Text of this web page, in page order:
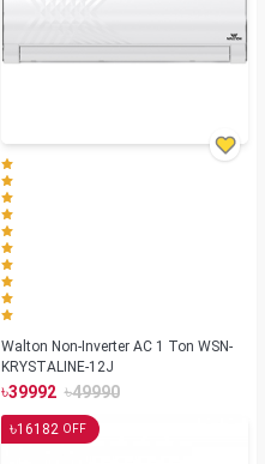
Walton Non-Inverter AC 1 Ton WSN-
KRYSTALINE-12J
৳39992 ৳49990
৳16182 OFF